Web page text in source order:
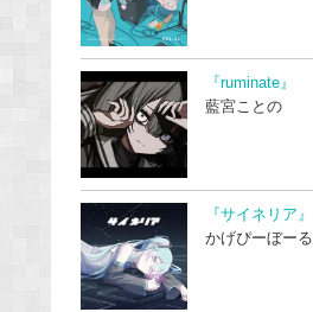
『ruminate』
藍宮ことの
『サイネリア』
かげぴーぼーる